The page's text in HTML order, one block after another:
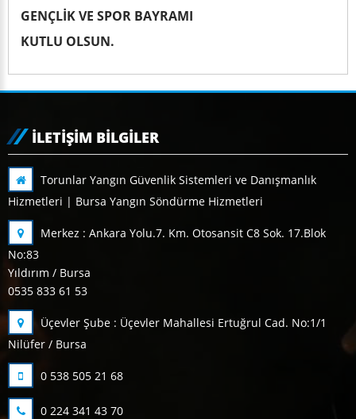
GENÇLİK VE SPOR BAYRAMI
KUTLU OLSUN.
İLETIŞIM BILGILER
Torunlar Yangın Güvenlik Sistemleri ve Danışmanlık
Hizmetleri | Bursa Yangın Söndürme Hizmetleri
Merkez : Ankara Yolu.7. Km. Otosansit C8 Sok. 17.Blok
No:83
Yıldırım / Bursa
0535 833 61 53
Üçevler Şube : Üçevler Mahallesi Ertuğrul Cad. No:1/1
Nilüfer / Bursa
0 538 505 21 68
0 224 341 43 70